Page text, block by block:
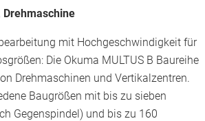
mit Hochgeschwindigkeit für
Die Okuma MULTUS B Baureihe
Drehmaschinen und Vertikalzentren.
Baugrößen mit bis zu sieben
Gegenspindel) und bis zu 160